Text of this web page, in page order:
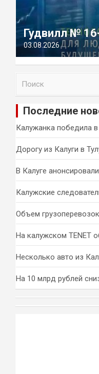
Гудвилл №
03.08.2026
и
Последние
Калужанка победила
Дорогу из Калуги в
В Калуге
Калужские
Объем
На калужском TENET
Несколько авто из
На 10 млрд рублей